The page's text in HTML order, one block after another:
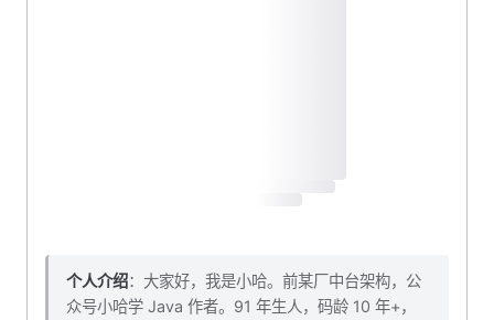
个人介绍：大家好，我是小哈。前某厂中台架构，公
众号小哈学 Java 作者。91 年生人，码龄 10 年+，